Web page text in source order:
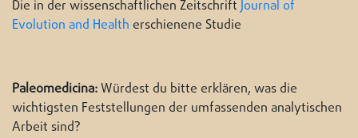
Die in der wissenschaftlichen Zeitschrift Journal of
Evolution and Health erschienene Studie
Paleomedicina:Würdest du bitte erklären, was die
wichtigsten Feststellungen der umfassenden analytischen
Arbeit sind?